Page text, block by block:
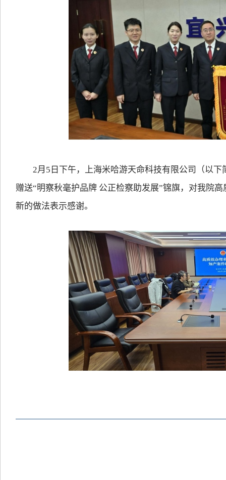
2月5日下午，上海米哈游天命科技有限公司（以下
赠送“明察秋毫护品牌 公正检察助发展”锦旗，对我院
新的做法表示感谢。